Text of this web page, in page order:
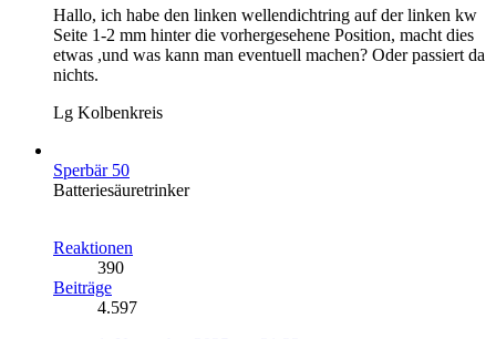
Hallo, ich habe den linken wellendichtring auf der linken kw
Seite 1-2 mm hinter die vorhergesehene Position, macht dies
etwas ,und was kann man eventuell machen? Oder passiert da
nichts.
Lg Kolbenkreis
Sperbär 50
Batteriesäuretrinker
Reaktionen
390
Beiträge
4.597